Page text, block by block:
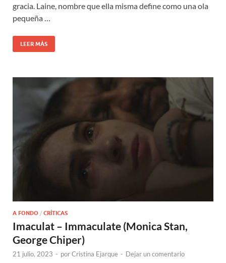
gracia. Laine, nombre que ella misma define como una ola
pequeña …
LEER MÁS
A FONDO / CRÍTICAS
Imaculat – Immaculate (Monica Stan,
George Chiper)
21 julio, 2023 - porCristina Ejarque - Dejar un comentario